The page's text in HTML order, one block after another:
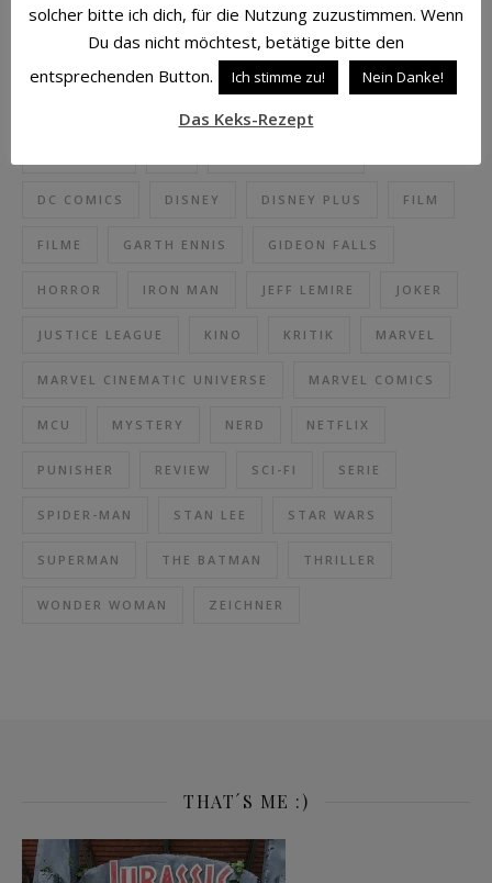
ACTION ATMOSPHÄRE AVENGERS
CAPTAIN AMERICA
CROSS CULT
DC COMICS DISNEY DISNEY PLUS FILM
FILME GARTH ENNIS GIDEON FALLS
HORROR IRON MAN JEFF LEMIRE JOKER
JUSTICE LEAGUE KINO KRITIK MARVEL
MARVEL CINEMATIC UNIVERSE MARVEL COMICS
MCU MYSTERY NERD NETFLIX
PUNISHER REVIEW SCI-FI SERIE
SPIDER-MAN STAN LEE STAR WARS
SUPERMAN THE BATMAN THRILLER
WONDER WOMAN ZEICHNER
THAT´S ME :)
solcher bitte ich dich, für die Nutzung zuzustimmen. Wenn
Du das nicht möchtest, betätige bitte den
entsprechenden Button.
Ich stimme zu! Nein Danke!
Das Keks-Rezept